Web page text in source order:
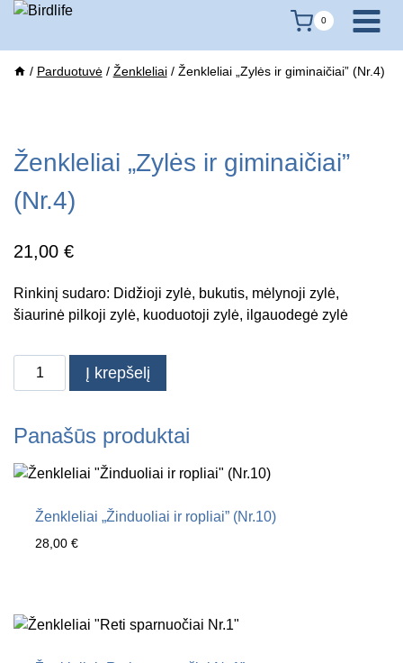
Skip
content
0
/ Parduotuvė / Ženkleliai / Ženkleliai „Zylės ir giminaičiai” (Nr.4)
Ženkleliai „Zylės ir giminaičiai”
(Nr.4)
21,00 €
Rinkinį sudaro: Didžioji zylė, bukutis, mėlynoji zylė,
šiaurinė pilkoji zylė, kuoduotoji zylė, ilgauodegė zylė
produkto
kiekis:
"Zylės
giminaičiai"
Į krepšelį
Panašūs produktai
Ženkleliai „Žinduoliai ir ropliai” (Nr.10)
28,00 €